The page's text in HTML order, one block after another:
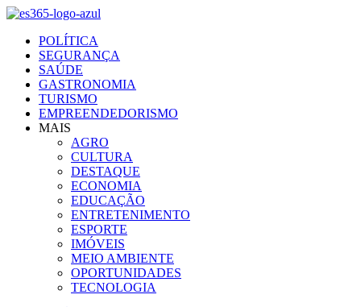
Ir
conteúdo
POLÍTICA
SEGURANÇA
SAÚDE
GASTRONOMIA
TURISMO
EMPREENDEDORISMO
MAIS
AGRO
CULTURA
DESTAQUE
ECONOMIA
EDUCAÇÃO
ENTRETENIMENTO
ESPORTE
IMÓVEIS
MEIO AMBIENTE
OPORTUNIDADES
TECNOLOGIA